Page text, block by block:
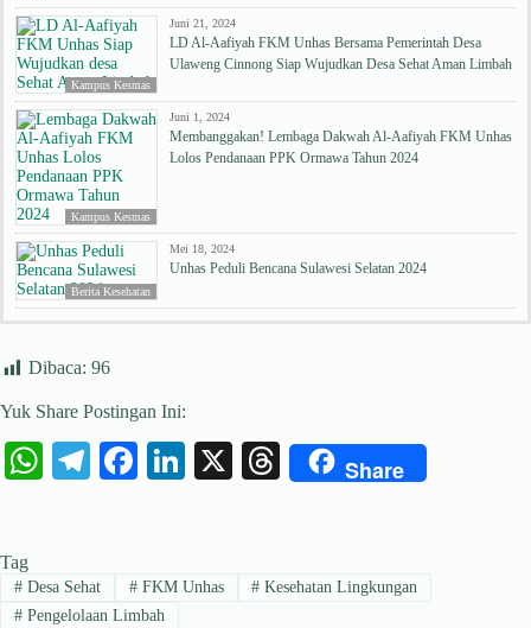
Kampus Kesmas
Juni 21, 2024
LD Al-Aafiyah FKM Unhas Bersama Pemerintah Desa
Ulaweng Cinnong Siap Wujudkan Desa Sehat Aman Limbah
Kampus Kesmas
Juni 1, 2024
Membanggakan! Lembaga Dakwah Al-Aafiyah FKM Unhas
Lolos Pendanaan PPK Ormawa Tahun 2024
Berita Kesehatan
Mei 18, 2024
Unhas Peduli Bencana Sulawesi Selatan 2024
Dibaca: 96
Yuk Share Postingan Ini:
W
A
pp
Te
a
m
Fa
ok
Li
In
X
T
ds
Share
Tag
#Desa Sehat #FKM Unhas # Kesehatan Lingkungan
#Pengelolaan Limbah